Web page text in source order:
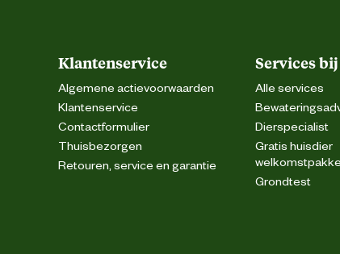
Klantenservice
Algemene actievoorwaarden
Klantenservice
Contactformulier
Thuisbezorgen
Retouren, service en garantie
Services
Alle services
Dierspecialist
Gratis huisdier
Grondtest